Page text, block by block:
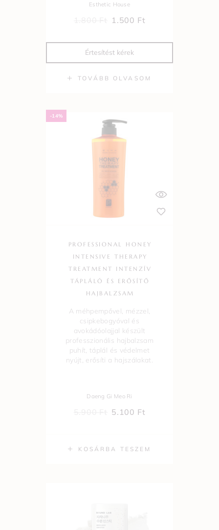
TOVÁBB OLVASOM
Esthetic House
1.500 Ft
Értesítést kérek
-14%
KOSÁRBA TESZEM
PROFESSIONAL HONEY
INTENSIVE THERAPY
TREATMENT INTENZÍV
TÁPLÁLÓ ÉS ERŐSÍTŐ
HAJBALZSAM
A méhpempővel, mézzel,
csipkebogyóval és
avokádóolajjal készült
professzionális hajbalzsam
puhít, táplál és védelmet
nyújt, erősíti a hajszálakat.
Daeng Gi Meo Ri
5.100 Ft